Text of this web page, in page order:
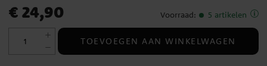
Prijs: € 24,90
€ 24,90 Voorraad: 5 artikelen
TOEVOEGEN AAN WINKELWAGEN